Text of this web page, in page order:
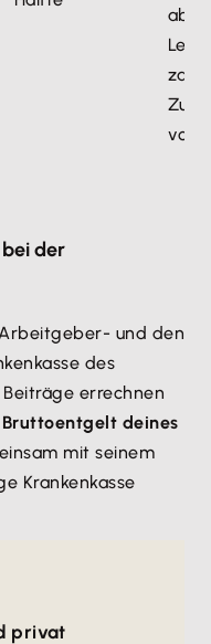
ab
von
der
und den
des
errechnen
deines
mit seinem
Krankenkasse
privat